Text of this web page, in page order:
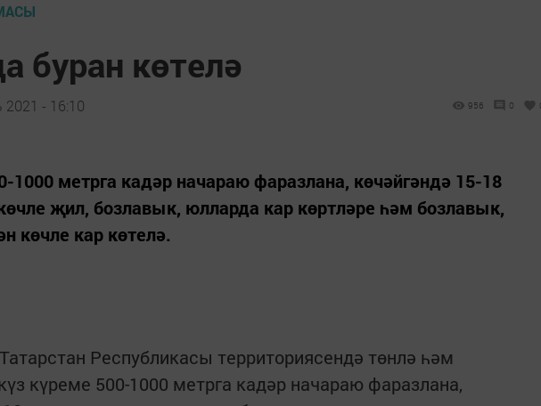
буран көтелә
- 16:10 956 0
1000 метрга кадәр начараю фаразлана, көчәйгәндә 15-18
җил, бозлавык, юлларда кар көртләре һәм бозлавык,
көчле кар көтелә.
Республикасы территориясендә төнлә һәм
күреме 500-1000 метрга кадәр начараю фаразлана,